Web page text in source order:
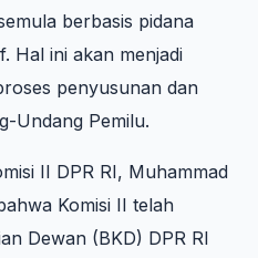
berbasis pidana
Hal ini akan menjadi
penyusunan dan
Undang Pemilu.
II DPR RI, Muhammad
Komisi II telah
Dewan (BKD) DPR RI